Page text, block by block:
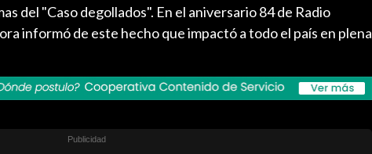
del "Caso degollados". En el aniversario 84 de Radio
informó de este hecho que impactó a todo el país en plena